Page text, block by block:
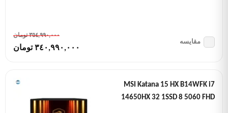
٣٥٤,٩٩٠,٠٠٠ تومان
٣٤٠,٩٩٠,٠٠٠ تومان
مقایسه
MSI Katana 15 HX B14WFK i7
14650HX 32 1SSD 8 5060 FHD